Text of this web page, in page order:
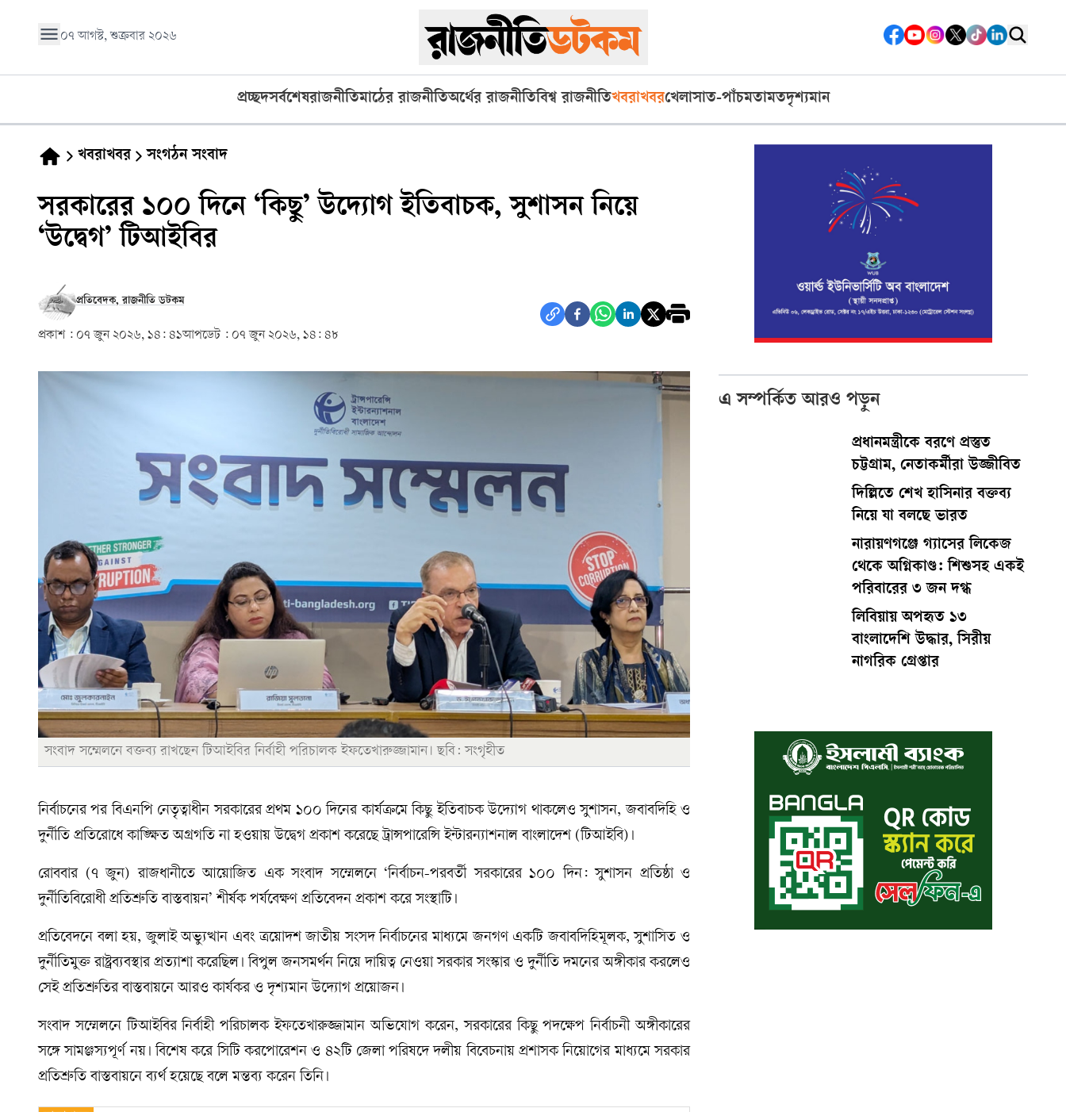
০৭ আগস্ট, শুক্রবার ২০২৬
প্রচ্ছদসর্বশেষরাজনীতিমাঠের রাজনীতিঅর্থের রাজনীতিবিশ্ব রাজনীতিখবরাখবরখেলাসাত-পাঁচমতামতদৃশ্যমান
খবরাখবর সংগঠন সংবাদ
সরকারের ১০০ দিনে ‘কিছু’ উদ্যোগ ইতিবাচক, সুশাসন নিয়ে
‘উদ্বেগ’ টিআইবির
প্রতিবেদক, রাজনীতি ডটকম
প্রকাশ : ০৭ জুন ২০২৬, ১৪: ৪১আপডেট : ০৭ জুন ২০২৬, ১৪: ৪৮
সংবাদ সম্মেলনে বক্তব্য রাখছেন টিআইবির নির্বাহী পরিচালক ইফতেখারুজ্জামান। ছবি: সংগৃহীত
নির্বাচনের পর বিএনপি নেতৃত্বাধীন সরকারের প্রথম ১০০ দিনের কার্যক্রমে কিছু ইতিবাচক উদ্যোগ থাকলেও সুশাসন, জবাবদিহি ও
দুর্নীতি প্রতিরোধে কাঙ্ক্ষিত অগ্রগতি না হওয়ায় উদ্বেগ প্রকাশ করেছে ট্রান্সপারেন্সি ইন্টারন্যাশনাল বাংলাদেশ (টিআইবি)।
রোববার (৭ জুন) রাজধানীতে আয়োজিত এক সংবাদ সম্মেলনে ‘নির্বাচন-পরবর্তী সরকারের ১০০ দিন: সুশাসন প্রতিষ্ঠা ও
দুর্নীতিবিরোধী প্রতিশ্রুতি বাস্তবায়ন’ শীর্ষক পর্যবেক্ষণ প্রতিবেদন প্রকাশ করে সংস্থাটি।
প্রতিবেদনে বলা হয়, জুলাই অভ্যুত্থান এবং ত্রয়োদশ জাতীয় সংসদ নির্বাচনের মাধ্যমে জনগণ একটি জবাবদিহিমূলক, সুশাসিত ও
দুর্নীতিমুক্ত রাষ্ট্রব্যবস্থার প্রত্যাশা করেছিল। বিপুল জনসমর্থন নিয়ে দায়িত্ব নেওয়া সরকার সংস্কার ও দুর্নীতি দমনের অঙ্গীকার করলেও
সেই প্রতিশ্রুতির বাস্তবায়নে আরও কার্যকর ও দৃশ্যমান উদ্যোগ প্রয়োজন।
সংবাদ সম্মেলনে টিআইবির নির্বাহী পরিচালক ইফতেখারুজ্জামান অভিযোগ করেন, সরকারের কিছু পদক্ষেপ নির্বাচনী অঙ্গীকারের
সঙ্গে সামঞ্জস্যপূর্ণ নয়। বিশেষ করে সিটি করপোরেশন ও ৪২টি জেলা পরিষদে দলীয় বিবেচনায় প্রশাসক নিয়োগের মাধ্যমে সরকার
প্রতিশ্রুতি বাস্তবায়নে ব্যর্থ হয়েছে বলে মন্তব্য করেন তিনি।
এ সম্পর্কিত আরও পড়ুন
প্রধানমন্ত্রীকে বরণে প্রস্তুত
চট্টগ্রাম, নেতাকর্মীরা উজ্জীবিত
দিল্লিতে শেখ হাসিনার বক্তব্য
নিয়ে যা বলছে ভারত
নারায়ণগঞ্জে গ্যাসের লিকেজ
থেকে অগ্নিকাণ্ড: শিশুসহ একই
পরিবারের ৩ জন দগ্ধ
লিবিয়ায় অপহৃত ১৩
বাংলাদেশি উদ্ধার, সিরীয়
নাগরিক গ্রেপ্তার